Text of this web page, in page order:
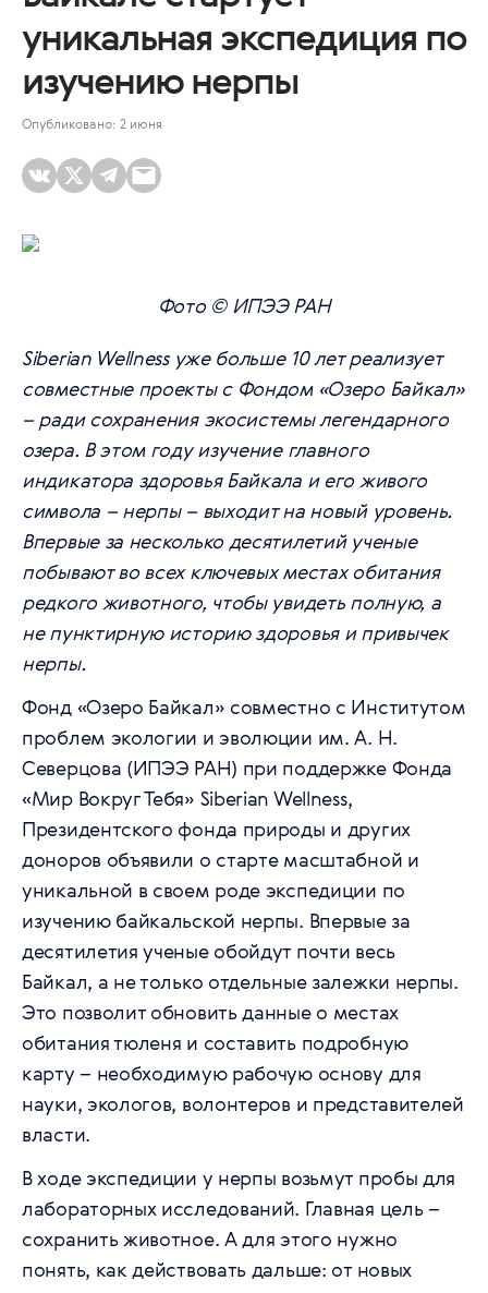
уникальная экспедиция по
изучению нерпы
Опубликовано: 2 июня
Фото © ИПЭЭ РАН
Siberian Wellness уже больше 10 лет реализует
совместные проекты с Фондом «Озеро Байкал»
– ради сохранения экосистемы легендарного
озера. В этом году изучение главного
индикатора здоровья Байкала и его живого
символа – нерпы – выходит на новый уровень.
Впервые за несколько десятилетий ученые
побывают во всех ключевых местах обитания
редкого животного, чтобы увидеть полную, а
не пунктирную историю здоровья и привычек
нерпы.
Фонд «Озеро Байкал» совместно с Институтом
проблем экологии и эволюции им. А. Н.
Северцова (ИПЭЭ РАН) при поддержке Фонда
«Мир Вокруг Тебя» Siberian Wellness,
Президентского фонда природы и других
доноров объявили о старте масштабной и
уникальной в своем роде экспедиции по
изучению байкальской нерпы. Впервые за
десятилетия ученые обойдут почти весь
Байкал, а не только отдельные залежки нерпы.
Это позволит обновить данные о местах
обитания тюленя и составить подробную
карту – необходимую рабочую основу для
науки, экологов, волонтеров и представителей
власти.
В ходе экспедиции у нерпы возьмут пробы для
лабораторных исследований. Главная цель –
сохранить животное. А для этого нужно
понять, как действовать дальше: от новых